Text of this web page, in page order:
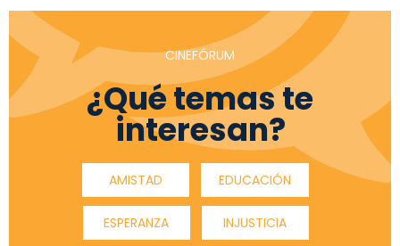
CINEFÓRUM
¿Qué temas te
interesan?
AMISTAD EDUCACIÓN
ESPERANZA INJUSTICIA